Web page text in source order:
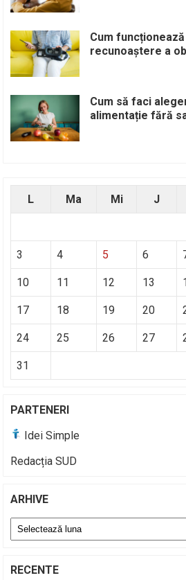
Cum
recunoaștere a
Cum să faci
alimentație fără
L Ma Mi J
3 4 5 6
10 11 12 13
17 18 19 20
24 25 26 27
31
PARTENERI
Idei Simple
Redacția SUD
ARHIVE
Arhive
RECENTE